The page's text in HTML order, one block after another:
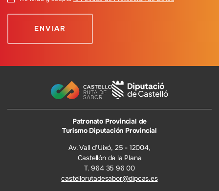
Patronato Provincial de
Turismo Diputación Provincial
Av. Vall d’Uixó, 25 - 12004,
Castellón de la Plana
T. 964 35 96 00
castellorutadesabor@dipcas.es